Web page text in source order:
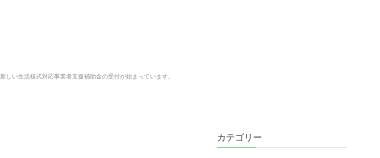
新しい生活様式対応事業者支援補助金の受付が始まっています。
カテゴリー